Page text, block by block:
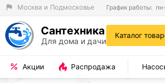
Москва и Подмосковье График работы:
Сантехника
Для дома и дачи
Каталог
Акции Распродажа